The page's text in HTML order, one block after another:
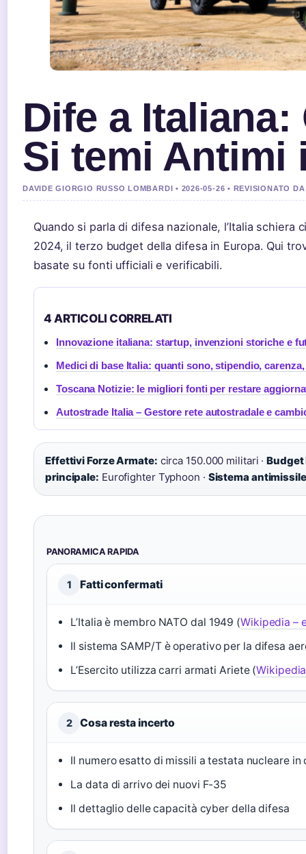
Dife a
Si temi Antimi
DAVIDE GIORGIO RUSSO LOMBARDI • 2026-05-26 • REVISIONATO
Quando si parla di difesa nazionale, l’Italia
2024, il terzo budget della difesa in Europa. Qui
basate su fonti ufficiali e verificabili.
4 ARTICOLI CORRELATI
Innovazione italiana: startup, invenzioni storiche e
Medici di base Italia: quanti sono, stipendio,
Toscana Notizie: le migliori fonti per restare
Autostrade Italia – Gestore rete autostradale e
Effettivi Forze Armate: circa 150.000 militari ·Budget
principale: Eurofighter Typhoon · Sistema
PANORAMICA RAPIDA
1 Fatti confermati
L’Italia è membro NATO dal 1949 (Wikipedia –
Il sistema SAMP/T è operativo per la difesa
L’Esercito utilizza carri armati Ariete (
2 Cosa resta incerto
Il numero esatto di missili a testata nucleare in
La data di arrivo dei nuovi F-35
Il dettaglio delle capacità cyber della difesa